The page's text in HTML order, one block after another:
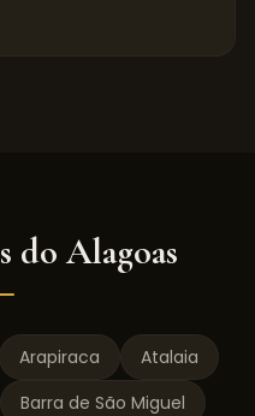
doAlagoas
Arapiraca
Atalaia
Barra de São Miguel